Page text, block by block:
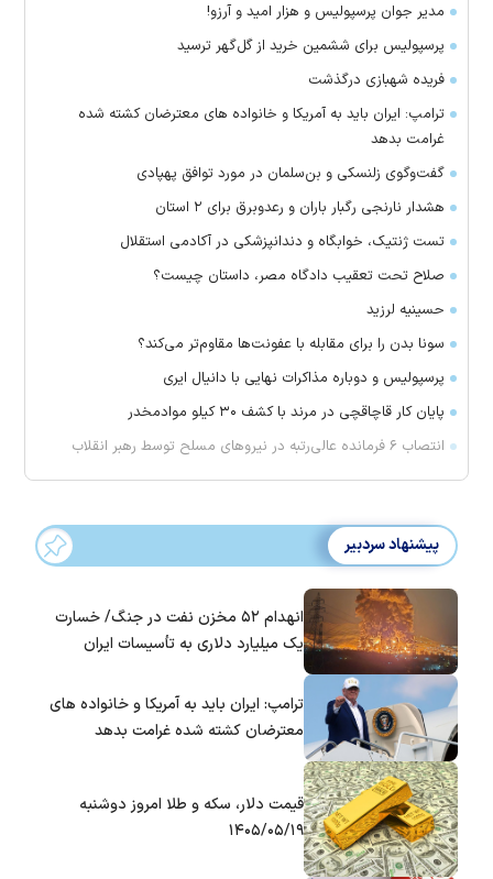
مدیر جوان پرسپولیس و هزار امید و آرزو!
پرسپولیس برای ششمین خرید از گل‌گهر ترسید
فریده شهبازی درگذشت
ترامپ: ایران باید به آمریکا و خانواده های معترضان کشته شده
غرامت بدهد
گفت‌وگوی زلنسکی و بن‌سلمان در مورد توافق پهپادی
هشدار نارنجی رگبار باران و رعدوبرق برای ۲ استان
تست ژنتیک، خوابگاه و دندانپزشکی در آکادمی استقلال
صلاح تحت تعقیب دادگاه مصر، داستان چیست؟
حسینیه لرزید
سونا بدن را برای مقابله با عفونت‌ها مقاوم‌تر می‌کند؟
پرسپولیس و دوباره مذاکرات نهایی با دانیال ایری
پایان کار قاچاقچی در مرند با کشف ۳۰ کیلو موادمخدر
انتصاب ۶ فرمانده عالی‌رتبه در نیروهای مسلح توسط رهبر انقلاب
پیشنهاد سردبیر
انهدام ۵۲ مخزن نفت در جنگ/ خسارت
یک میلیارد دلاری به تأسیسات ایران
ترامپ: ایران باید به آمریکا و خانواده های
معترضان کشته شده غرامت بدهد
قیمت دلار، سکه و طلا امروز دوشنبه
۱۴۰۵/۰۵/۱۹